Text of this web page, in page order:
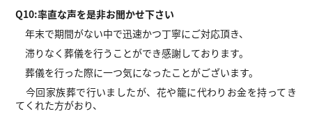
Q10:率直な声を是非お聞かせ下さい
年末で期間がない中で迅速かつ丁寧にご対応頂き、
滞りなく葬儀を行うことができ感謝しております。
葬儀を行った際に一つ気になったことがございます。
今回家族葬で行いましたが、花や籠に代わりお金を持ってき
てくれた方がおり、